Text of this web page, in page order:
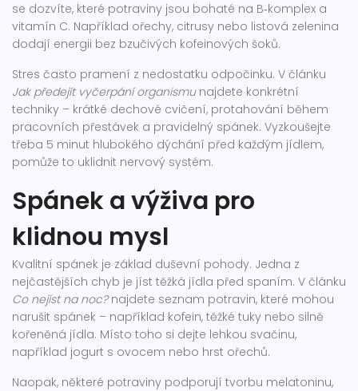
se dozvíte, které potraviny jsou bohaté na B‑komplex a
vitamín C. Například ořechy, citrusy nebo listová zelenina
dodají energii bez bzučivých kofeinových šoků.
Stres často pramení z nedostatku odpočinku. V článku
Jak předejít vyčerpání organismunajdete konkrétní
techniky – krátké dechové cvičení, protahování během
pracovních přestávek a pravidelný spánek. Vyzkoušejte
třeba 5 minut hlubokého dýchání před každým jídlem,
pomůže to uklidnit nervový systém.
Spánek a výživa pro
klidnou mysl
Kvalitní spánek je základ duševní pohody. Jedna z
nejčastějších chyb je jíst těžká jídla před spaním. V článku
Co nejíst na noc?najdete seznam potravin, které mohou
narušit spánek – například kofein, těžké tuky nebo silně
kořeněná jídla. Místo toho si dejte lehkou svačinu,
například jogurt s ovocem nebo hrst ořechů.
Naopak, některé potraviny podporují tvorbu melatoninu,